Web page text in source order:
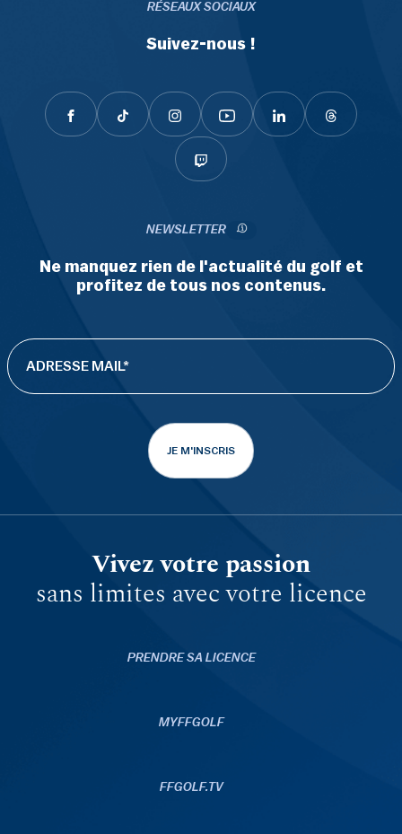
RÉSEAUX SOCIAUX
Suivez-nous !
NEWSLETTER
Ne manquez rien de l'actualité du golf et
profitez de tous nos contenus.
JE M'INSCRIS
Vivez votre passion
sans limites avec votre licence
PRENDRE SA LICENCE
MYFFGOLF
FFGOLF.TV